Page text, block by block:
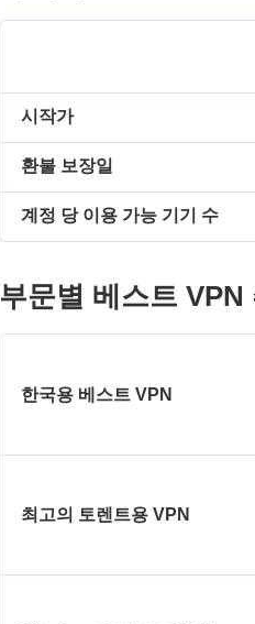
시작가
환불 보장일
계정 당 이용 가능 기기 수
부문별 베스트 VPN
한국용 베스트 VPN
최고의 토렌트용 VPN